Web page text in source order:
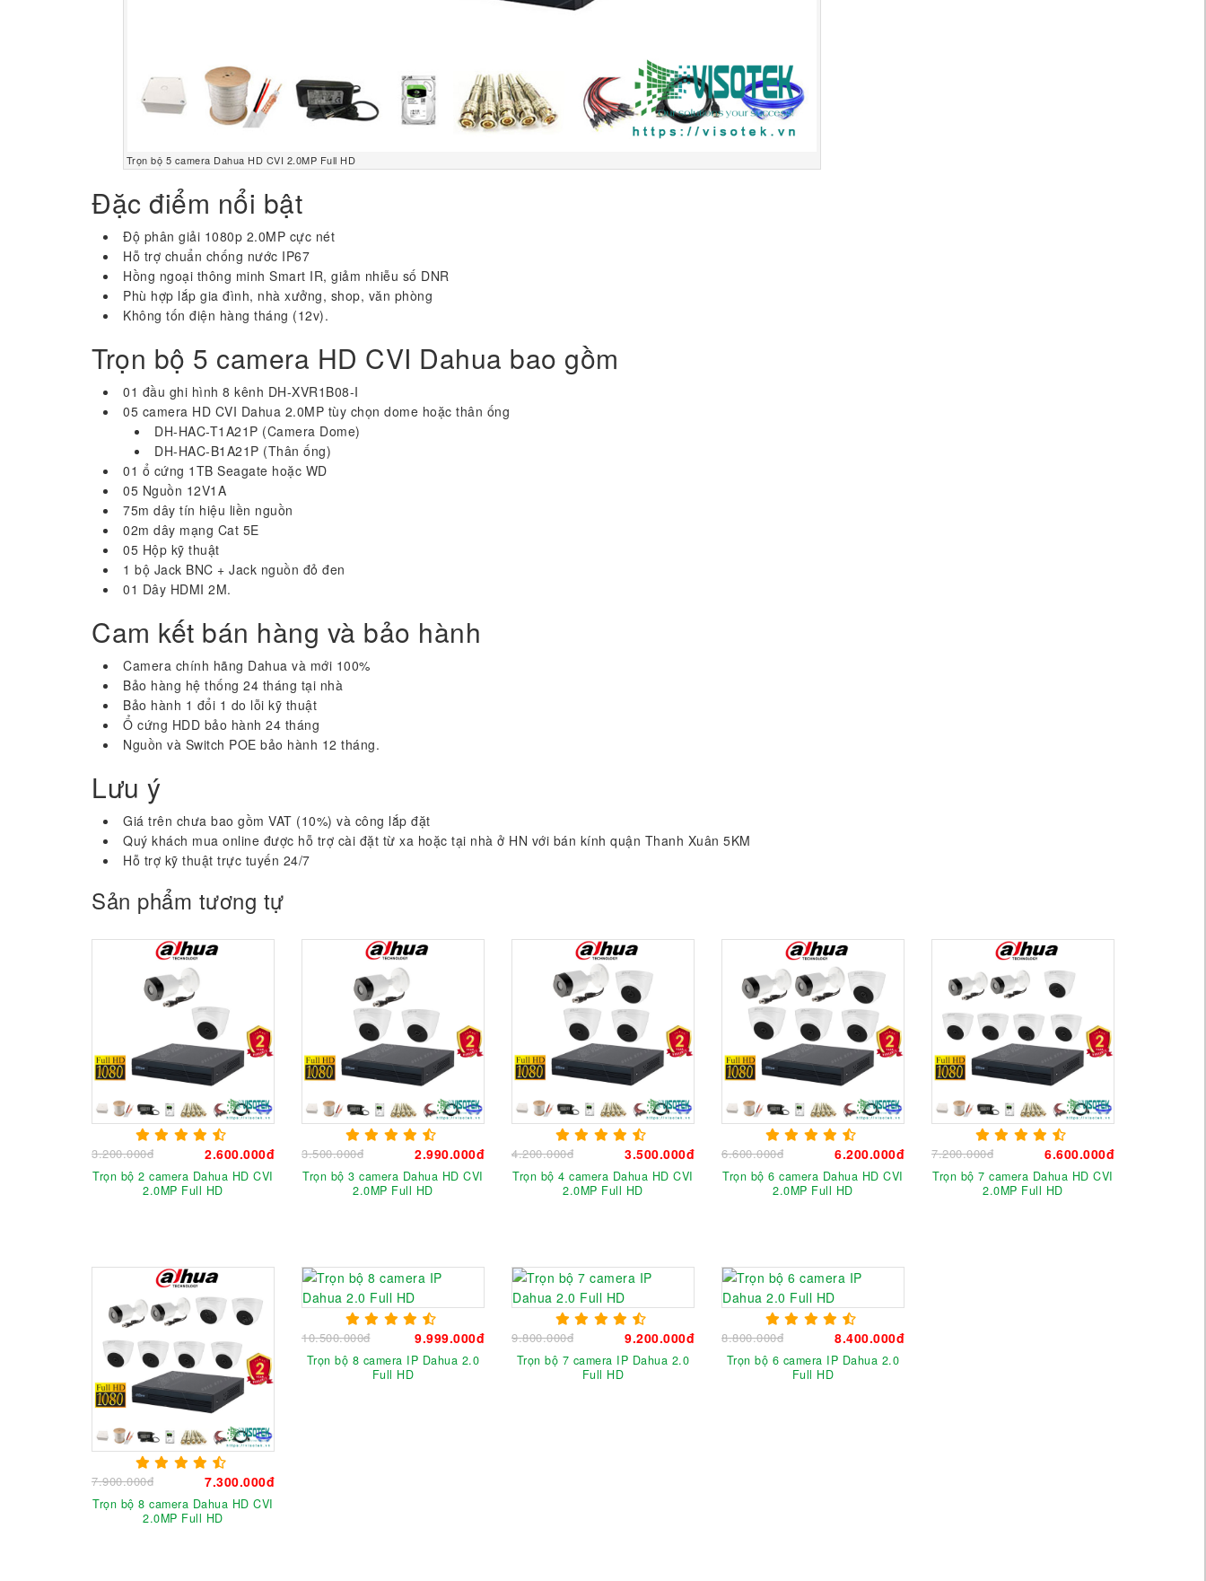
Trọn bộ 5 camera Dahua HD CVI 2.0MP Full HD
Đặc điểm nổi bật
Độ phân giải 1080p 2.0MP cực nét
Hỗ trợ chuẩn chống nước IP67
Hồng ngoại thông minh Smart IR, giảm nhiễu số DNR
Phù hợp lắp gia đình, nhà xưởng, shop, văn phòng
Không tốn điện hàng tháng (12v).
Trọn bộ 5 camera HD CVI Dahua bao gồm
01 đầu ghi hình 8 kênh DH-XVR1B08-I
05 camera HD CVI Dahua 2.0MP tùy chọn dome hoặc thân ống
DH-HAC-T1A21P (Camera Dome)
DH-HAC-B1A21P (Thân ống)
01 ổ cứng 1TB Seagate hoặc WD
05 Nguồn 12V1A
75m dây tín hiệu liền nguồn
02m dây mạng Cat 5E
05 Hộp kỹ thuật
1 bộ Jack BNC + Jack nguồn đỏ đen
01 Dây HDMI 2M.
Cam kết bán hàng và bảo hành
Camera chính hãng Dahua và mới 100%
Bảo hàng hệ thống 24 tháng tại nhà
Bảo hành 1 đổi 1 do lỗi kỹ thuật
Ổ cứng HDD bảo hành 24 tháng
Nguồn và Switch POE bảo hành 12 tháng.
Lưu ý
Giá trên chưa bao gồm VAT (10%) và công lắp đặt
Quý khách mua online được hỗ trợ cài đặt từ xa hoặc tại nhà ở HN với bán kính quận Thanh Xuân 5KM
Hỗ trợ kỹ thuật trực tuyến 24/7
Sản phẩm tương tự
3.200.000đ 2.600.000đ
Trọn bộ 2 camera Dahua HD CVI
2.0MP Full HD
3.500.000đ 2.990.000đ
Trọn bộ 3 camera Dahua HD CVI
2.0MP Full HD
4.200.000đ 3.500.000đ
Trọn bộ 4 camera Dahua HD CVI
2.0MP Full HD
6.600.000đ 6.200.000đ
Trọn bộ 6 camera Dahua HD CVI
2.0MP Full HD
7.200.000đ 6.600.000đ
Trọn bộ 7 camera Dahua HD CVI
2.0MP Full HD
7.900.000đ 7.300.000đ
Trọn bộ 8 camera Dahua HD CVI
2.0MP Full HD
10.500.000đ 9.999.000đ
Trọn bộ 8 camera IP Dahua 2.0
Full HD
9.800.000đ 9.200.000đ
Trọn bộ 7 camera IP Dahua 2.0
Full HD
8.800.000đ 8.400.000đ
Trọn bộ 6 camera IP Dahua 2.0
Full HD